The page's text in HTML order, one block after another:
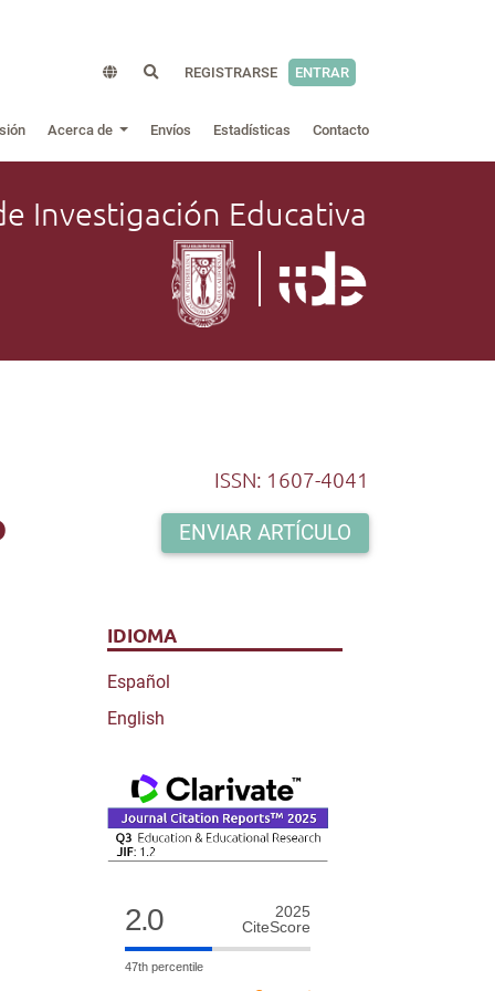
REGISTRARSE ENTRAR
Acerca de Envíos Estadísticas Contacto
Investigación Educativa
ISSN: 1607-4041
ENVIAR ARTÍCULO
IDIOMA
Español
English
2.0
2025
CiteScore
47th percentile